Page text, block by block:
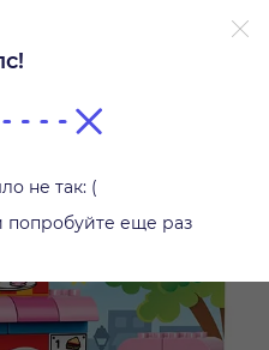
не так: (
попробуйте еще раз